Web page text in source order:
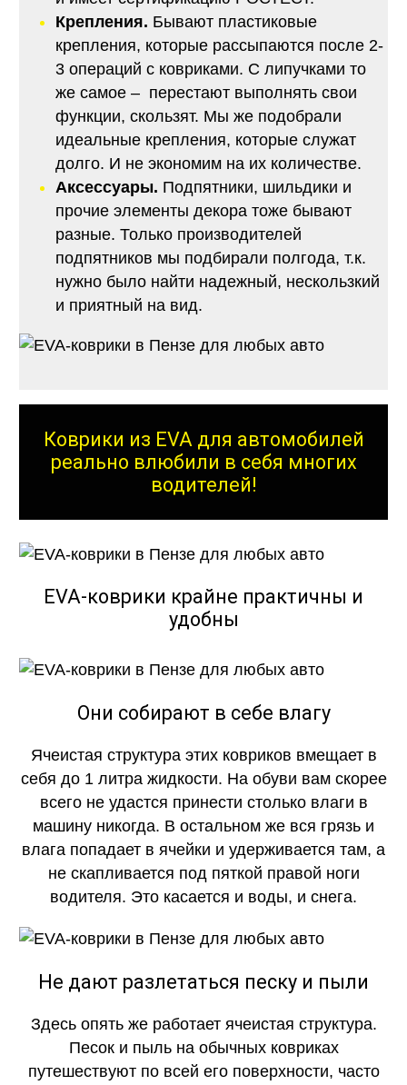
Крепления. Бывают пластиковые
крепления, которые рассыпаются после 2-
3 операций с ковриками. С липучками то
же самое – перестают выполнять свои
функции, скользят. Мы же подобрали
идеальные крепления, которые служат
долго. И не экономим на их количестве.
Аксессуары. Подпятники, шильдики и
прочие элементы декора тоже бывают
разные. Только производителей
подпятников мы подбирали полгода, т.к.
нужно было найти надежный, нескользкий
и приятный на вид.
Коврики из EVA для автомобилей
реально влюбили в себя многих
водителей!
EVA-коврики крайне практичны и
удобны
Они собирают в себе влагу
Ячеистая структура этих ковриков вмещает в
себя до 1 литра жидкости. На обуви вам скорее
всего не удастся принести столько влаги в
машину никогда. В остальном же вся грязь и
влага попадает в ячейки и удерживается там, а
не скапливается под пяткой правой ноги
водителя. Это касается и воды, и снега.
Не дают разлетаться песку и пыли
Здесь опять же работает ячеистая структура.
Песок и пыль на обычных ковриках
путешествуют по всей его поверхности, часто